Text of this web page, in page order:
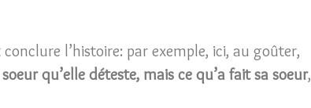
l’histoire: par exemple, ici, au goûter,
soeur qu’elle déteste, mais ce qu’a fait sa soeur,